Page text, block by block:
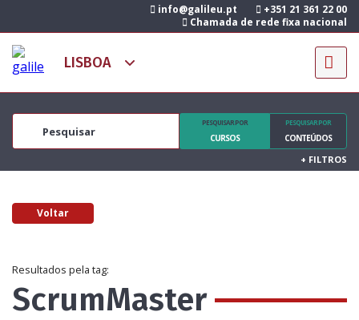
info@galileu.pt
+351 21 361 22 00
Chamada de rede fixa nacional
PESQUISAR POR
CURSOS
PESQUISAR POR
CONTEÚDOS
+ FILTROS
Voltar
Resultados pela tag:
ScrumMaster